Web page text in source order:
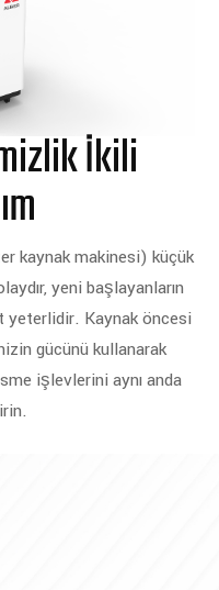
İkili
kaynak makinesi) küçük
yeni başlayanların
yeterlidir. Kaynak öncesi
gücünü kullanarak
işlevlerini aynı anda